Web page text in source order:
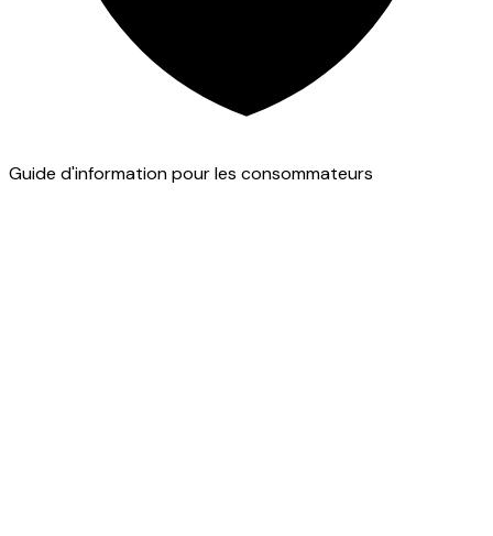
Guide d'information pour les consommateurs